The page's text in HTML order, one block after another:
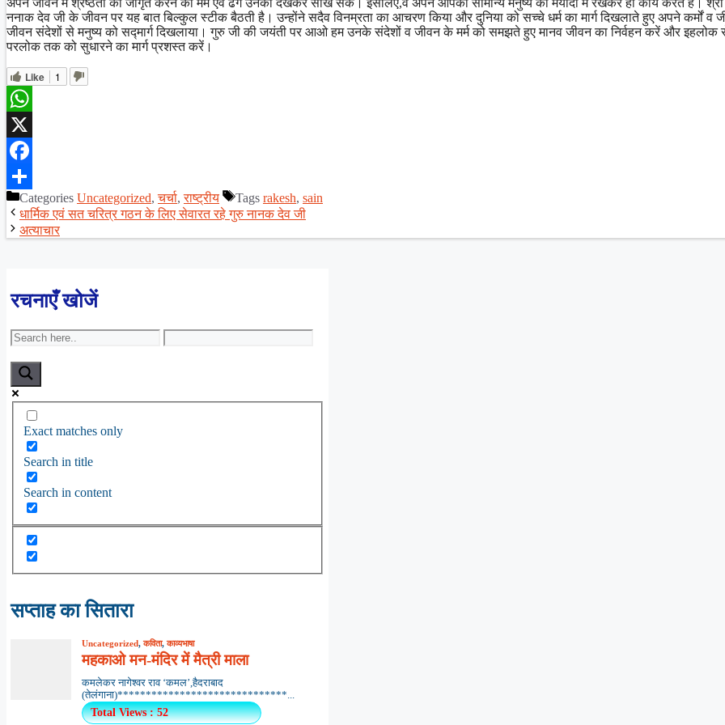
ननाक देव जी के जीवन पर यह बात बिल्कुल स्टीक बैठती है। उन्होंने सदैव विनम्रता का आचरण किया और दुनिया को सच्चे धर्म का मार्ग दिखलाते हुए अपने कर्मों व
जीवन संदेशों से मनुष्य को सद्मार्ग दिखलाया। गुरु जी की जयंती पर आओ हम उनके संदेशों व जीवन के मर्म को समझते हुए मानव जीवन का निर्वहन करें और इहलोक
परलोक तक को सुधारने का मार्ग प्रशस्त करें।
Like 1
WhatsApp
X
Facebook
ShareCategories Uncategorized,चर्चा,राष्ट्रीय Tags rakesh, sain
धार्मिक एवं सत चरित्र गठन के लिए सेवारत रहे गुरु नानक देव जी
अत्याचार
रचनाएँ खोजें
Exact matches only
Search in title
Search in content
सप्ताह का सितारा
Uncategorized,कविता,काव्यभाषा
महकाओ मन-मंदिर में मैत्री माला
कमलेकर नागेश्वर राव ‘कमल’,हैदराबाद
(तेलंगाना)******************************...
Total Views : 52